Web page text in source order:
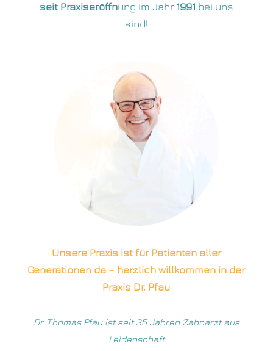
seit Praxiseröffnung im Jahr 1991 bei uns
sind!
Unsere Praxis ist für Patienten aller
Generationen da – herzlich willkommen in der
Praxis Dr. Pfau
Dr. Thomas Pfau ist seit 35 Jahren Zahnarzt aus
Leidenschaft